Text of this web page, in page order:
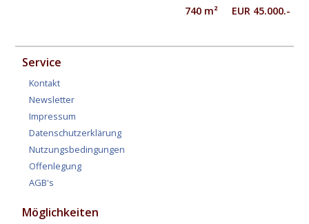
740 m² EUR 45.000.-
Service
Kontakt
Newsletter
Impressum
Datenschutzerklärung
Nutzungsbedingungen
Offenlegung
AGB's
Möglichkeiten